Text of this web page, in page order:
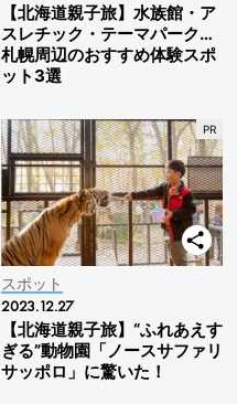
【北海道親子旅】水族館・ア
スレチック・テーマパーク…
札幌周辺のおすすめ体験スポ
ット3選
スポット
2023.12.27
【北海道親子旅】“ふれあえす
ぎる”動物園「ノースサファリ
サッポロ」に驚いた！